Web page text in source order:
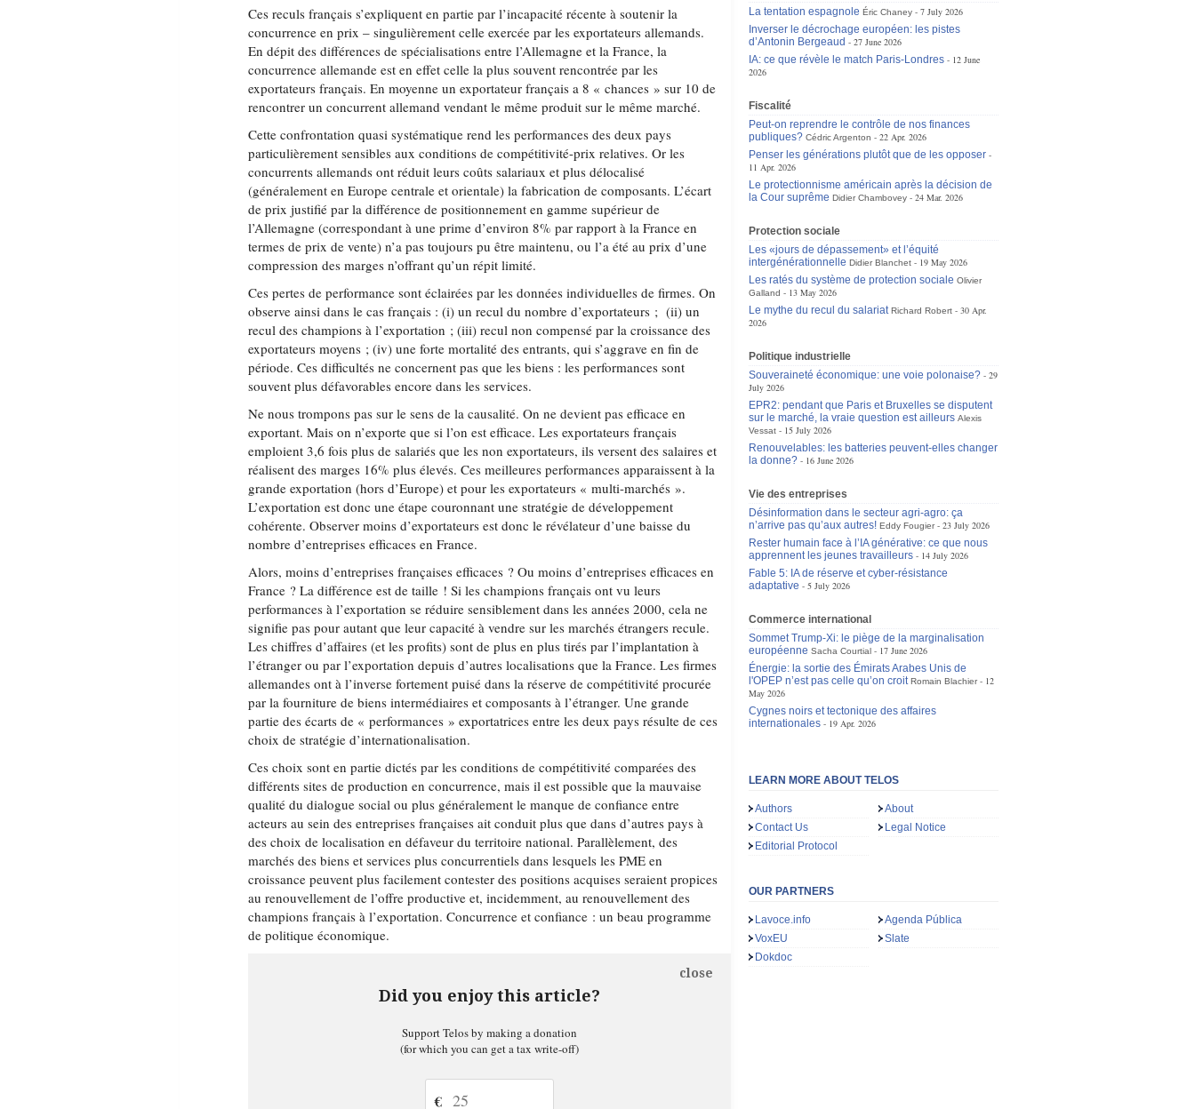
Ces reculs français s’expliquent en partie par l’incapacité récente à soutenir la
concurrence en prix – singulièrement celle exercée par les exportateurs allemands.
En dépit des différences de spécialisations entre l’Allemagne et la France, la
concurrence allemande est en effet celle la plus souvent rencontrée par les
exportateurs français. En moyenne un exportateur français a 8 « chances » sur 10 de
rencontrer un concurrent allemand vendant le même produit sur le même marché.
Cette confrontation quasi systématique rend les performances des deux pays
particulièrement sensibles aux conditions de compétitivité-prix relatives. Or les
concurrents allemands ont réduit leurs coûts salariaux et plus délocalisé
(généralement en Europe centrale et orientale) la fabrication de composants. L’écart
de prix justifié par la différence de positionnement en gamme supérieur de
l’Allemagne (correspondant à une prime d’environ 8% par rapport à la France en
termes de prix de vente) n’a pas toujours pu être maintenu, ou l’a été au prix d’une
compression des marges n’offrant qu’un répit limité.
Ces pertes de performance sont éclairées par les données individuelles de firmes. On
observe ainsi dans le cas français : (i) un recul du nombre d’exportateurs ; (ii) un
recul des champions à l’exportation ; (iii) recul non compensé par la croissance des
exportateurs moyens ; (iv) une forte mortalité des entrants, qui s’aggrave en fin de
période. Ces difficultés ne concernent pas que les biens : les performances sont
souvent plus défavorables encore dans les services.
Ne nous trompons pas sur le sens de la causalité. On ne devient pas efficace en
exportant. Mais on n’exporte que si l’on est efficace. Les exportateurs français
emploient 3,6 fois plus de salariés que les non exportateurs, ils versent des salaires et
réalisent des marges 16% plus élevés. Ces meilleures performances apparaissent à la
grande exportation (hors d’Europe) et pour les exportateurs « multi-marchés ».
L’exportation est donc une étape couronnant une stratégie de développement
cohérente. Observer moins d’exportateurs est donc le révélateur d’une baisse du
nombre d’entreprises efficaces en France.
Alors, moins d’entreprises françaises efficaces ? Ou moins d’entreprises efficaces en
France ? La différence est de taille ! Si les champions français ont vu leurs
performances à l’exportation se réduire sensiblement dans les années 2000, cela ne
signifie pas pour autant que leur capacité à vendre sur les marchés étrangers recule.
Les chiffres d’affaires (et les profits) sont de plus en plus tirés par l’implantation à
l’étranger ou par l’exportation depuis d’autres localisations que la France. Les firmes
allemandes ont à l’inverse fortement puisé dans la réserve de compétitivité procurée
par la fourniture de biens intermédiaires et composants à l’étranger. Une grande
partie des écarts de « performances » exportatrices entre les deux pays résulte de ces
choix de stratégie d’internationalisation.
Ces choix sont en partie dictés par les conditions de compétitivité comparées des
différents sites de production en concurrence, mais il est possible que la mauvaise
qualité du dialogue social ou plus généralement le manque de confiance entre
acteurs au sein des entreprises françaises ait conduit plus que dans d’autres pays à
des choix de localisation en défaveur du territoire national. Parallèlement, des
marchés des biens et services plus concurrentiels dans lesquels les PME en
croissance peuvent plus facilement contester des positions acquises seraient propices
au renouvellement de l’offre productive et, incidemment, au renouvellement des
champions français à l’exportation. Concurrence et confiance : un beau programme
de politique économique.
Did you enjoy this article?
close
Support Telos by making a donation
(for which you can get a tax write-off)
€
La tentation espagnole Éric Chaney
7 July 2026
Inverser le décrochage européen: les pistes
d’Antonin Bergeaud
27 June 2026
IA: ce que révèle le match Paris-Londres
12 June
2026
Fiscalité
Peut-on reprendre le contrôle de nos finances
publiques? Cédric Argenton
22 Apr. 2026
Penser les générations plutôt que de les opposer
11 Apr. 2026
Le protectionnisme américain après la décision de
la Cour suprême Didier Chambovey 24 Mar. 2026
Protection sociale
Les «jours de dépassement» et l’équité
intergénérationnelle Didier Blanchet
19 May 2026
Les ratés du système de protection sociale Olivier
Galland
13 May 2026
Le mythe du recul du salariat Richard Robert
30 Apr.
2026
Politique industrielle
Souveraineté économique: une voie polonaise?
29
July 2026
EPR2: pendant que Paris et Bruxelles se disputent
sur le marché, la vraie question est ailleurs Alexis
Vessat
15 July 2026
Renouvelables: les batteries peuvent-elles changer
la donne?
16 June 2026
Vie des entreprises
Désinformation dans le secteur agri-agro: ça
n’arrive pas qu’aux autres! Eddy Fougier
23 July 2026
Rester humain face à l’IA générative: ce que nous
apprennent les jeunes travailleurs
14 July 2026
Fable 5: IA de réserve et cyber-résistance
adaptative
5 July 2026
Commerce international
Sommet Trump-Xi: le piège de la marginalisation
européenne Sacha Courtial
17 June 2026
Énergie: la sortie des Émirats Arabes Unis de
l'OPEP n’est pas celle qu’on croit Romain Blachier
12
May 2026
Cygnes noirs et tectonique des affaires
internationales
19 Apr. 2026
LEARN MORE ABOUT TELOS
Authors
About
Contact Us
Legal Notice
Editorial Protocol
OUR PARTNERS
Lavoce.info
Agenda Pública
VoxEU
Slate
Dokdoc